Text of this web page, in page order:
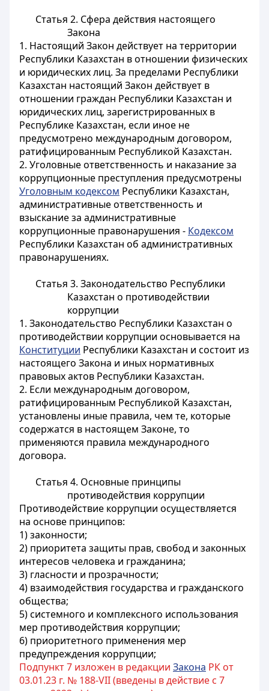
Статья 2. Сфера действия настоящего
Закона
1. Настоящий Закон действует на территории
Республики Казахстан в отношении физических
и юридических лиц. За пределами Республики
Казахстан настоящий Закон действует в
отношении граждан Республики Казахстан и
юридических лиц, зарегистрированных в
Республике Казахстан, если иное не
предусмотрено международным договором,
ратифицированным Республикой Казахстан.
2. Уголовные ответственность и наказание за
коррупционные преступления предусмотрены
Уголовным кодексом Республики Казахстан,
административные ответственность и
взыскание за административные
коррупционные правонарушения - Кодексом
Республики Казахстан об административных
правонарушениях.
Статья 3. Законодательство Республики
Казахстан о противодействии
коррупции
1. Законодательство Республики Казахстан о
противодействии коррупции основывается на
Конституции Республики Казахстан и состоит из
настоящего Закона и иных нормативных
правовых актов Республики Казахстан.
2. Если международным договором,
ратифицированным Республикой Казахстан,
установлены иные правила, чем те, которые
содержатся в настоящем Законе, то
применяются правила международного
договора.
Статья 4. Основные принципы
противодействия коррупции
Противодействие коррупции осуществляется
на основе принципов:
1) законности;
2) приоритета защиты прав, свобод и законных
интересов человека и гражданина;
3) гласности и прозрачности;
4) взаимодействия государства и гражданского
общества;
5) системного и комплексного использования
мер противодействия коррупции;
6) приоритетного применения мер
предупреждения коррупции;
Подпункт 7 изложен в редакции Закона РК от
03.01.23 г. № 188-VII (введены в действие с 7